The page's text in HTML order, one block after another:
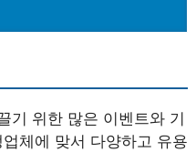
기 위한 많은 이벤트와 기
체에 맞서 다양하고 유용